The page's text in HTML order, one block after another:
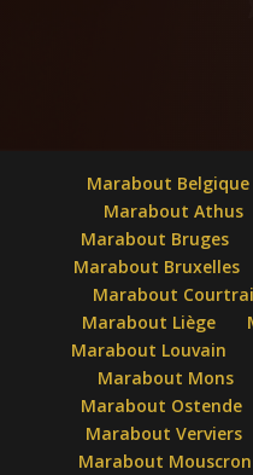
Marabout Belgique
Marabout Athus
Marabout Bruges
Marabout Bruxelles
Marabout Courtrai
Marabout Liège
Marabout Louvain
Marabout Mons
Marabout Ostende
Marabout Verviers
Marabout Mouscron